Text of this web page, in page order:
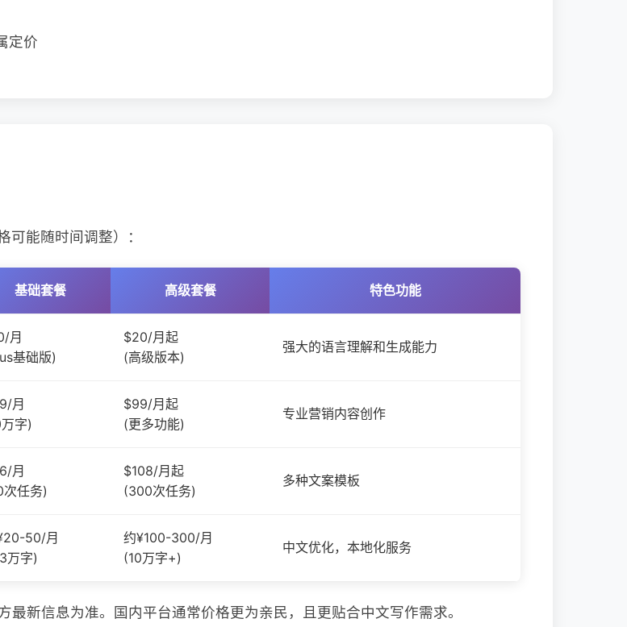
定价
能随时间调整）：
基础套餐 高级套餐 特色功能
月
基础版)
$20/月起
(高级版本)
强大的语言理解和生成能力
月
字)
$99/月起
(更多功能)
专业营销内容创作
月
任务)
$108/月起
(300次任务)
多种文案模板
50/月
万字)
约¥100-300/月
(10万字+)
中文优化，本地化服务
最新信息为准。国内平台通常价格更为亲民，且更贴合中文写作需求。